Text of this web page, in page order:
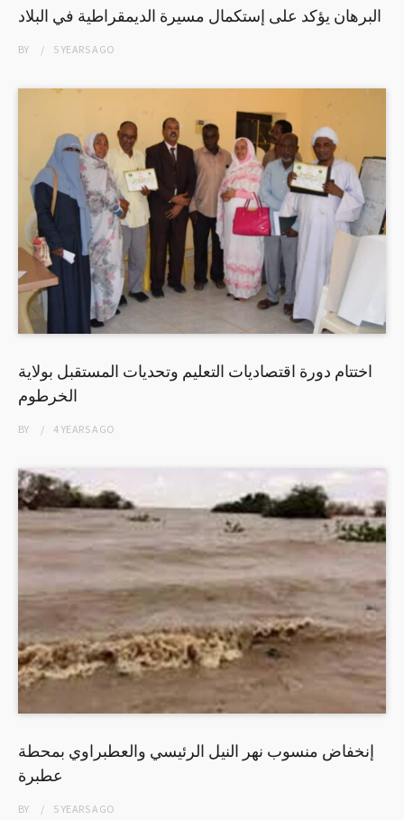
البرهان يؤكد على إستكمال مسيرة الديمقراطية في البلاد
BY 5 YEARSAGO
اختتام دورة اقتصاديات التعليم وتحديات المستقبل بولاية
الخرطوم
BY 4 YEARSAGO
إنخفاض منسوب نهر النيل الرئيسي والعطبراوي بمحطة
عطبرة
BY 5 YEARSAGO